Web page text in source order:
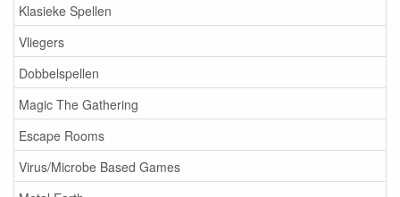
Klasieke Spellen
Vliegers
Dobbelspellen
Magic The Gathering
Escape Rooms
Virus/Microbe Based Games